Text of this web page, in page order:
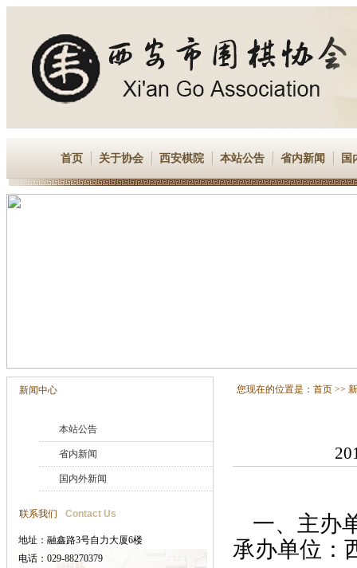
首页 关于协会 西安棋院 本站公告 省内新闻 国
新闻中心
本站公告
省内新闻
国内外新闻
联系我们 Contact Us
地址：融鑫路3号自力大厦6楼
电话：029-88270379
您现在的位置是： 首页 >>
一、主办
承办单位：